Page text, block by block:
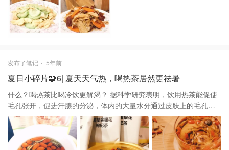
许油，放入腊肠煸炒出油，加入蒜末、胡萝卜翻炒会，再加入白
菜、腐竹，出锅前加入白糖、盐、鸡精、一点红烧酱油炒匀即可起
锅装盘 这样炒出来腊肠好吃不油腻、腐竹多汁美味，黄瓜清爽，鸡
蛋鲜嫩，将一碗白米饭🍚，好滋
发布了笔记 5年前
夏日小碎片🧩6| 夏天天气热，喝热茶居然更祛暑
什么？喝热茶比喝冷饮更解渴？ 据科学研究表明，饮用热茶能促使
毛孔张开，促进汗腺的分泌，体内的大量水分通过皮肤上的毛孔渗
出并蒸发掉，同时带走体内的热量，使降温效果更好，而且茶能提
高脾胃运化能力，把水运到周身 喝惯了各式饮料果汁，这次换换热
茶，小小养生.菊花金银花枸杞茶精选金银花、贡菊、枸杞、甘草、